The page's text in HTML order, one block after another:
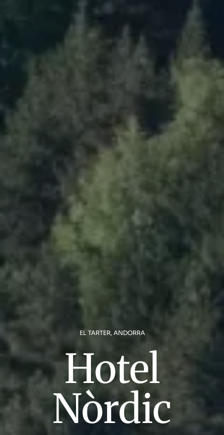
EL TARTER, ANDORRA
Hotel
Nòrdic